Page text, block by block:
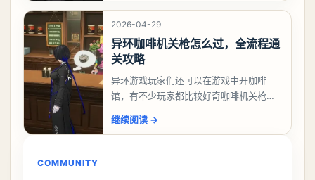
象委托唤孤归任务攻
2026-04-29
异环咖啡机关枪怎么过，全流程通
关攻略
异环游戏玩家们还可以在游戏中开咖啡
馆，有不少玩家都比较好奇咖啡机关枪应
机关枪攻略。异环咖啡机关枪怎么过一、
继续阅读 →
COMMUNITY